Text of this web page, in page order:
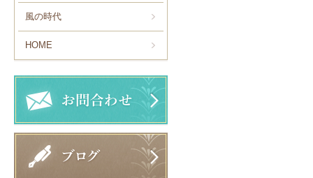
風の時代
HOME